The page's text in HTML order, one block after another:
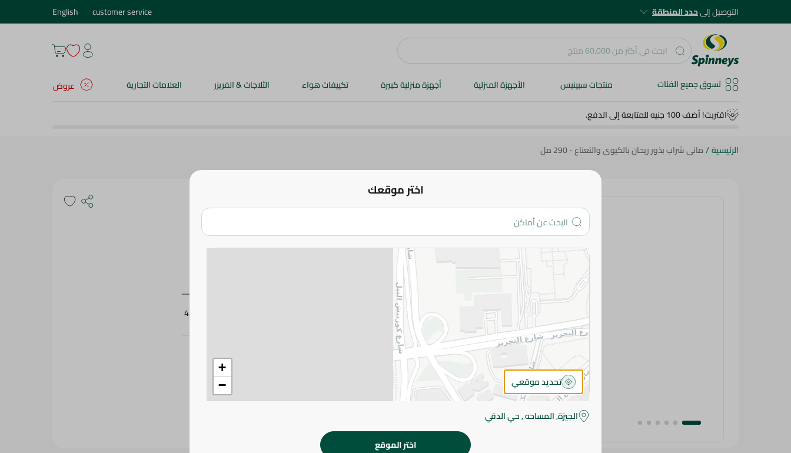
التوصيل إلىحدد المنطقة customer service
English
تسوق جميع الفئات منتجات سبينيس الأجهزة المنزلية أجهزة منزلية كبيرة تكييفات هواء الثلاجات & الفريزر العلامات التجارية
عروض
اقتربت! أضف 100 جنيه للمتابعة إلى الدفع.
الرئيسية/مانى شراب بذور ريحان بالكيوى والنعناع - 290 مل
مانى شراب بذور ريحان بالكيوى والنعناع - 290 مل
المواصفات
SKU
427000
اختر موقعك
+
−
تحديد موقعي
الجيزة, المساحه , حي الدقي
اختر الموقع